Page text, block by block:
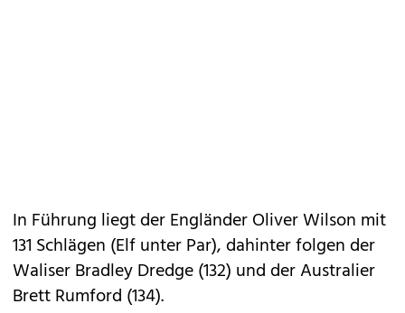
In Führung liegt der Engländer Oliver Wilson mit
131 Schlägen (Elf unter Par), dahinter folgen der
Waliser Bradley Dredge (132) und der Australier
Brett Rumford (134).